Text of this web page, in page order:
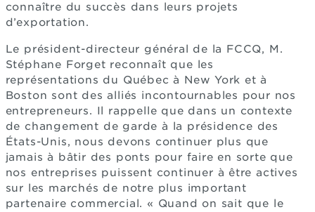
connaître du succès dans leurs projets
d’exportation.
Le président-directeur général de la FCCQ, M.
Stéphane Forget reconnaît que les
représentations du Québec à New York et à
Boston sont des alliés incontournables pour nos
entrepreneurs. Il rappelle que dans un contexte
de changement de garde à la présidence des
États-Unis, nous devons continuer plus que
jamais à bâtir des ponts pour faire en sorte que
nos entreprises puissent continuer à être actives
sur les marchés de notre plus important
partenaire commercial. « Quand on sait que le